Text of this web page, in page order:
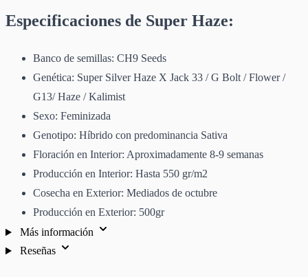
Especificaciones de Super Haze:
Banco de semillas: CH9 Seeds
Genética: Super Silver Haze X Jack 33 / G Bolt / Flower /
G13/ Haze / Kalimist
Sexo: Feminizada
Genotipo: Híbrido con predominancia Sativa
Floración en Interior: Aproximadamente 8-9 semanas
Producción en Interior: Hasta 550 gr/m2
Cosecha en Exterior: Mediados de octubre
Producción en Exterior: 500gr
Más información
Reseñas